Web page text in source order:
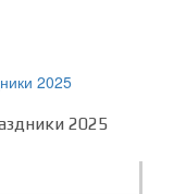
2025